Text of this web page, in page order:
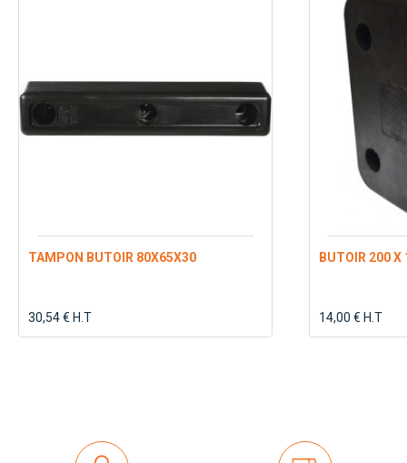
TAMPON BUTOIR 80X65X30
30,54 € H.T
BUTOIR 200 X
14,00 € H.T